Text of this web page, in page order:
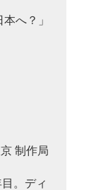
へ？」
制作局
。ディ